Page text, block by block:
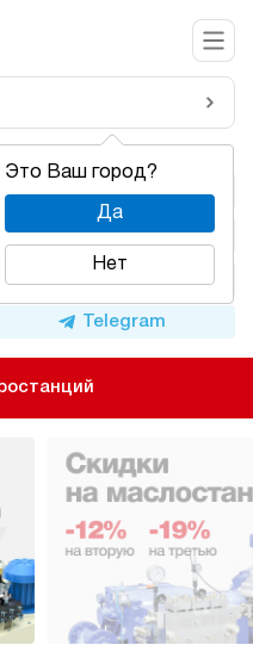
Это Ваш город?
Да
Нет
04-62
62 доб 2
Telegram